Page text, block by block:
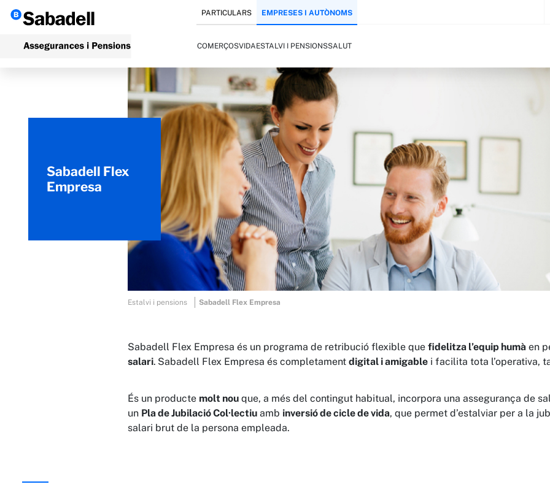
PARTICULARS EMPRESES I AUTÒNOMS
COMERÇOSVIDAESTALVI I PENSIONSSALUT
Sabadell Flex
Empresa
Estalvi i pensions Sabadell Flex Empresa
Sabadell Flex Empresa és un programa de retribució flexible quefidelitza l’equip humà en
salari. Sabadell Flex Empresa és completamentdigital i amigable i facilita tota l’operativa,
És un producte molt nou que, a més del contingut habitual, incorpora una assegurança de
un Pla de Jubilació Col·lectiu amb inversió de cicle de vida, que permet d’estalviar per a la
salari brut de la persona empleada.